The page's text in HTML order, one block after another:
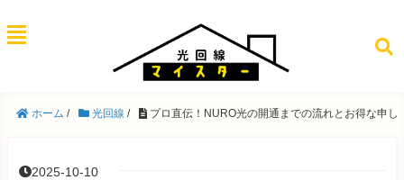
ホーム / 光回線 / プロ直伝！NURO光の開通までの流れとお得な申し
2025-10-10